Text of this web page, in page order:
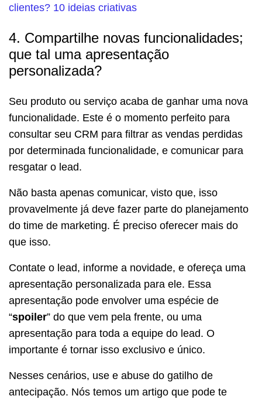
clientes? 10 ideias criativas
4. Compartilhe novas funcionalidades;
que tal uma apresentação
personalizada?
Seu produto ou serviço acaba de ganhar uma nova
funcionalidade. Este é o momento perfeito para
consultar seu CRM para filtrar as vendas perdidas
por determinada funcionalidade, e comunicar para
resgatar o lead.
Não basta apenas comunicar, visto que, isso
provavelmente já deve fazer parte do planejamento
do time de marketing. É preciso oferecer mais do
que isso.
Contate o lead, informe a novidade, e ofereça uma
apresentação personalizada para ele. Essa
apresentação pode envolver uma espécie de
“spoiler” do que vem pela frente, ou uma
apresentação para toda a equipe do lead. O
importante é tornar isso exclusivo e único.
Nesses cenários, use e abuse do gatilho de
antecipação. Nós temos um artigo que pode te